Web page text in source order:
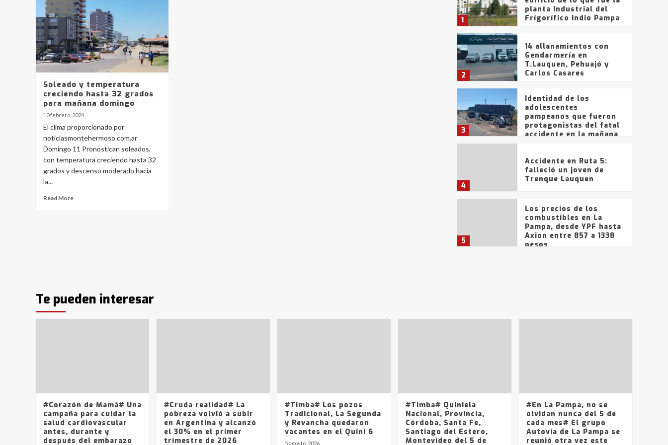
Soleado y temperatura
creciendo hasta 32 grados
para mañana domingo
10 febrero, 2024
El clima proporcionado por
noticiasmontehermoso.com.ar
Domingo 11 Pronostican soleados,
con temperatura creciendo hasta 32
grados y descenso moderado hacia
la...
Read More
1
planta Industrial del
Frígorífico Indio Pampa
2
14 allanamientos con
Gendarmería en
T.Lauquen, Pehuajó y
Carlos Casares
3
Identidad de los
adolescentes
pampeanos que fueron
protagonistas del fatal
accidente en la mañana
4
Accidente en Ruta 5:
falleció un joven de
Trenque Lauquen
5
Los precios de los
combustibles en La
Pampa, desde YPF hasta
Axion entre 857 a 1338
pesos
T.Lauquen: tres jóvenes
1
planta Industrial del
Frígorífico Indio Pampa
14 allanamientos con
Gendarmería en
Te pueden interesar
#Corazón de Mamá# Una
campaña para cuidar la
salud cardiovascular
antes, durante y
después del embarazo
#Cruda realidad# La
pobreza volvió a subir
en Argentina y alcanzó
el 30% en el primer
trimestre de 2026
#Timba# Los pozos
Tradicional, La Segunda
y Revancha quedaron
vacantes en el Quini 6
5 agosto, 2026
#Timba# Quiniela
Nacional, Provincia,
Córdoba, Santa Fe,
Santiago del Estero,
Montevideo del 5 de
#En La Pampa, no se
olvidan nunca del 5 de
cada mes# El grupo
Autovía de La Pampa se
reunió otra vez este